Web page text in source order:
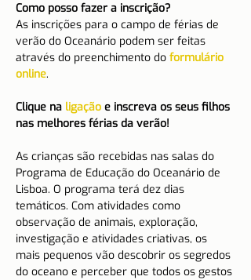
Como posso fazer a inscrição?
As inscrições para o campo de férias de
verão do Oceanário podem ser feitas
através do preenchimento do formulário
online.
Clique na ligação e inscreva os seus filhos
nas melhores férias da verão!
As crianças são recebidas nas salas do
Programa de Educação do Oceanário de
Lisboa. O programa terá dez dias
temáticos. Com atividades como
observação de animais, exploração,
investigação e atividades criativas, os
mais pequenos vão descobrir os segredos
do oceano e perceber que todos os gestos